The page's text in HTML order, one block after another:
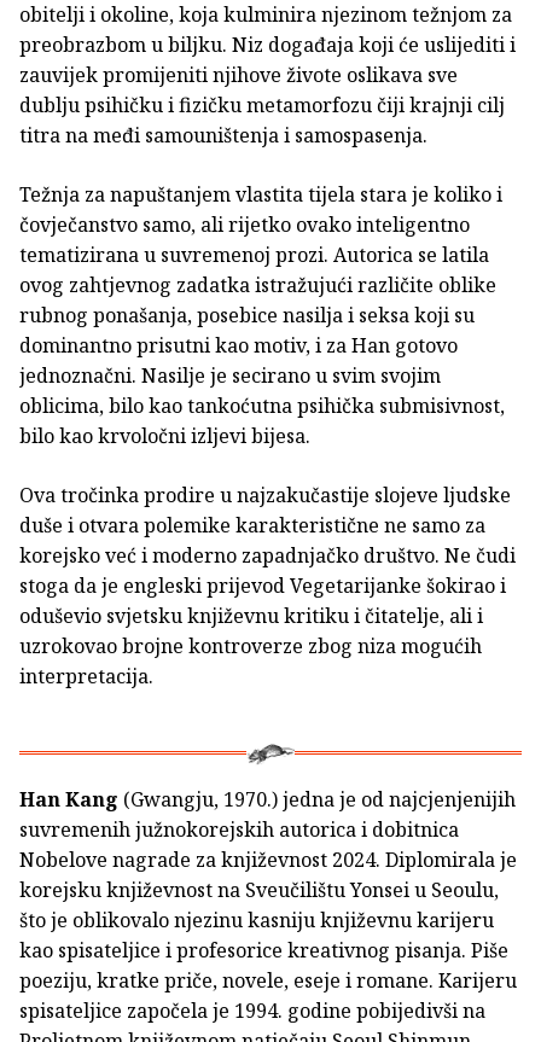
obitelji i okoline, koja kulminira njezinom težnjom za
preobrazbom u biljku. Niz događaja koji će uslijediti i
zauvijek promijeniti njihove živote oslikava sve
dublju psihičku i fizičku metamorfozu čiji krajnji cilj
titra na međi samouništenja i samospasenja.
Težnja za napuštanjem vlastita tijela stara je koliko i
čovječanstvo samo, ali rijetko ovako inteligentno
tematizirana u suvremenoj prozi. Autorica se latila
ovog zahtjevnog zadatka istražujući različite oblike
rubnog ponašanja, posebice nasilja i seksa koji su
dominantno prisutni kao motiv, i za Han gotovo
jednoznačni. Nasilje je secirano u svim svojim
oblicima, bilo kao tankoćutna psihička submisivnost,
bilo kao krvoločni izljevi bijesa.
Ova tročinka prodire u najzakučastije slojeve ljudske
duše i otvara polemike karakteristične ne samo za
korejsko već i moderno zapadnjačko društvo. Ne čudi
stoga da je engleski prijevod Vegetarijanke šokirao i
oduševio svjetsku književnu kritiku i čitatelje, ali i
uzrokovao brojne kontroverze zbog niza mogućih
interpretacija.
Han Kang (Gwangju, 1970.) jedna je od najcjenjenijih
suvremenih južnokorejskih autorica i dobitnica
Nobelove nagrade za književnost 2024. Diplomirala je
korejsku književnost na Sveučilištu Yonsei u Seoulu,
što je oblikovalo njezinu kasniju književnu karijeru
kao spisateljice i profesorice kreativnog pisanja. Piše
poeziju, kratke priče, novele, eseje i romane. Karijeru
spisateljice započela je 1994. godine pobijedivši na